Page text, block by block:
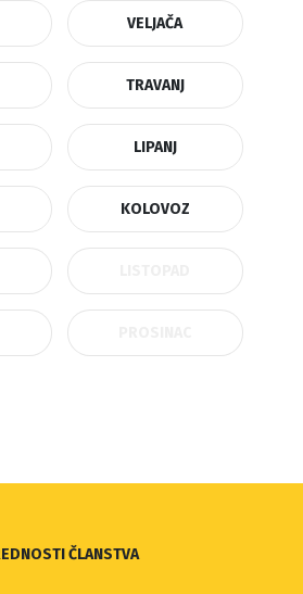
VELJAČA
TRAVANJ
LIPANJ
KOLOVOZ
ČLANSTVA